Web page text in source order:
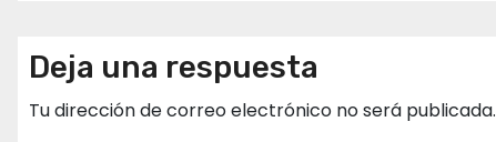
Deja una respuesta
Tu dirección de correo electrónico no será publicada.